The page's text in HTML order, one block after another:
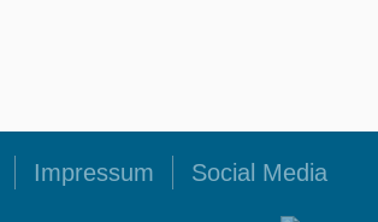
Impressum Social Media